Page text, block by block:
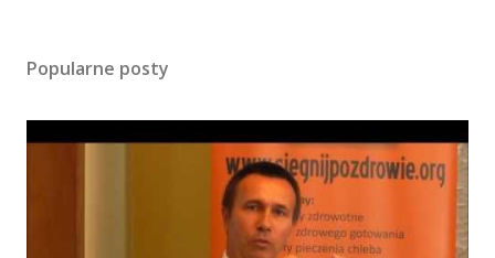
j
o
m
Popularne posty